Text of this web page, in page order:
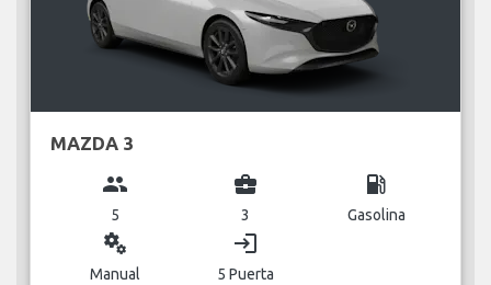
MAZDA 3
group
5
business_center
3
local_gas_station
Gasolina
miscellaneous_services
Manual
login
5 Puerta